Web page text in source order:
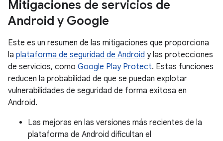
Mitigaciones de servicios de
Android y Google
Este es un resumen de las mitigaciones que proporciona
la plataforma de seguridad de Android y las protecciones
de servicios, como Google Play Protect. Estas funciones
reducen la probabilidad de que se puedan explotar
vulnerabilidades de seguridad de forma exitosa en
Android.
Las mejoras en las versiones más recientes de la
plataforma de Android dificultan el